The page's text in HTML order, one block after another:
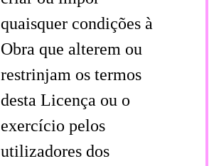
quaisquer condições à
Obra que alterem ou
restrinjam os termos
desta Licença ou o
exercício pelos
utilizadores dos